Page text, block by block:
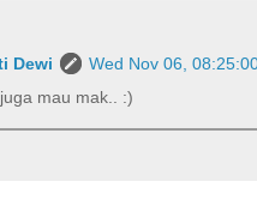
Dewi
Wed Nov 06,
mau mak.. :)